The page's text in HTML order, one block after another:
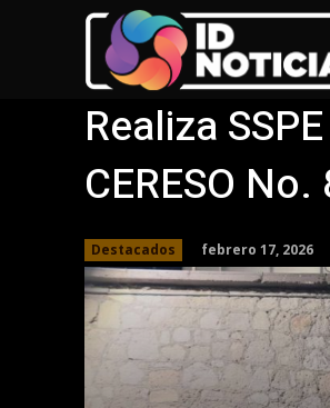
Realiza
CERESO
Destacados febrero 17, 2026